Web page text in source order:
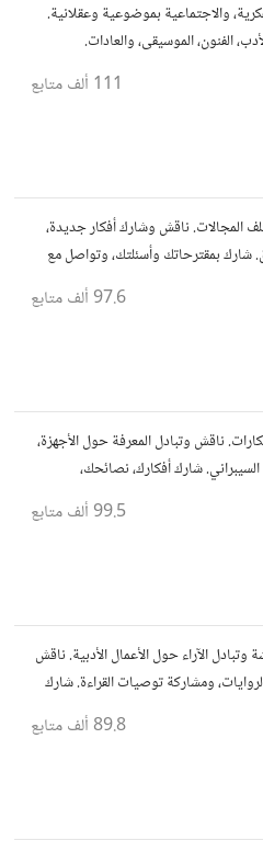
والاجتماعية بموضوعية وعقلانية.
الفنون، الموسيقى، والعادات.
111 ألف متابع
المجالات. ناقش وشارك أفكار جديدة،
شارك بمقترحاتك وأسئلتك، وتواصل مع
97.6 ألف متابع
ناقش وتبادل المعرفة حول الأجهزة،
شارك أفكارك، نصائحك،
99.5 ألف متابع
الآراء حول الأعمال الأدبية. ناقش
ومشاركة توصيات القراءة. شارك
89.8 ألف متابع